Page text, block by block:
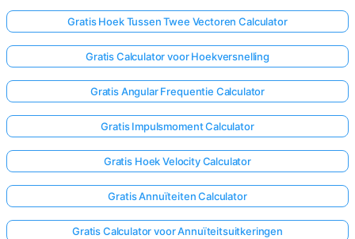
Gratis Hoek Tussen Twee Vectoren Calculator
Gratis Calculator voor Hoekversnelling
Gratis Angular Frequentie Calculator
Gratis Impulsmoment Calculator
Gratis Hoek Velocity Calculator
Gratis Annuïteiten Calculator
Gratis Calculator voor Annuïteitsuitkeringen